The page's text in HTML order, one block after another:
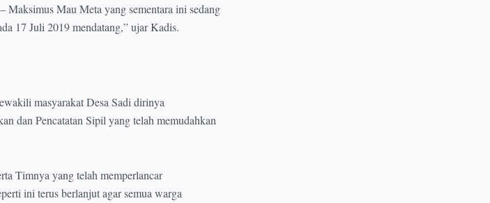
Mau Meta yang sementara ini sedang
17 Juli 2019 mendatang,” ujar Kadis.
masyarakat Desa Sadi dirinya
dan Pencatatan Sipil yang telah memudahkan
Timnya yang telah memperlancar
ini terus berlanjut agar semua warga